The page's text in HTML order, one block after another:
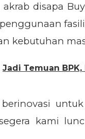
akrab disapa
kebutuhan
Jadi Temuan BPK,
berinovasi
kami